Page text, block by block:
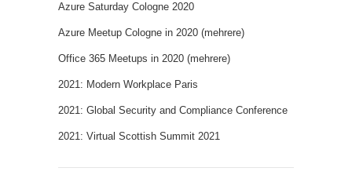
Azure Saturday Cologne 2020
Azure Meetup Cologne in 2020 (mehrere)
Office 365 Meetups in 2020 (mehrere)
2021: Modern Workplace Paris
2021: Global Security and Compliance Conference
2021: Virtual Scottish Summit 2021